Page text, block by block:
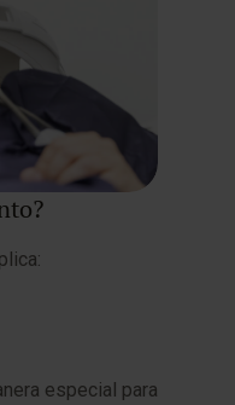
especial para